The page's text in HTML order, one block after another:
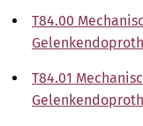
T84.00
T84.01